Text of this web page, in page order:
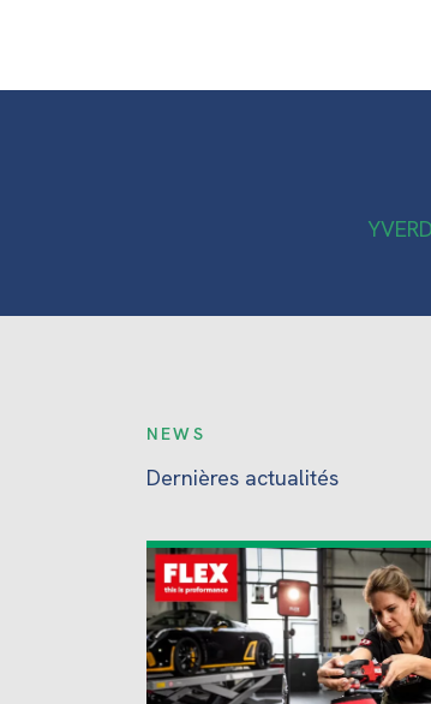
NEWS
Dernières actualités